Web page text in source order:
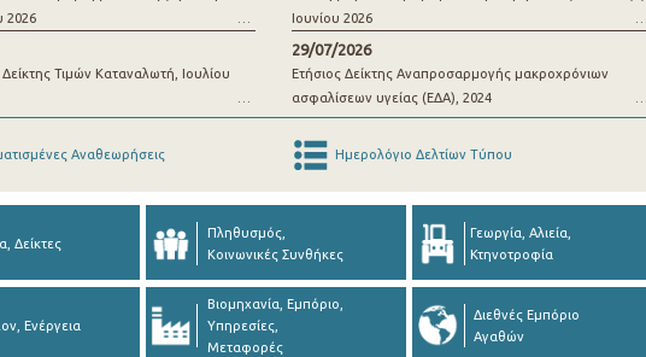
2026
Τιμών Καταναλωτή, Ιουλίου
Ιουνίου 2026
29/07/2026
Ετήσιος Δείκτης Αναπροσαρμογής μακροχρόνιων
ασφαλίσεων υγείας (ΕΔΑ), 2024
Αναθεωρήσεις Ημερολόγιο Δελτίων Τύπου
Δείκτες
Πληθυσμός,
Κοινωνικές Συνθήκες
Γεωργία, Αλιεία,
Κτηνοτροφία
Ενέργεια
Βιομηχανία, Εμπόριο,
Υπηρεσίες,
Μεταφορές
Διεθνές Εμπόριο
Αγαθών